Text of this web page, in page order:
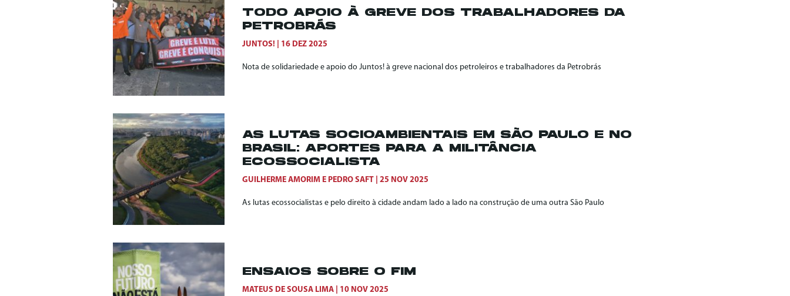
TODO APOIO À GREVE DOS TRABALHADORES DA
PETROBRÁS
JUNTOS! 16 DEZ 2025
Nota de solidariedade e apoio do Juntos! à greve nacional dos petroleiros e trabalhadores da Petrobrás
AS LUTAS SOCIOAMBIENTAIS EM SÃO PAULO E NO
BRASIL: APORTES PARA A MILITÂNCIA
ECOSSOCIALISTA
GUILHERME AMORIM E PEDRO SAFT 25 NOV 2025
As lutas ecossocialistas e pelo direito à cidade andam lado a lado na construção de uma outra São Paulo
ENSAIOS SOBRE O FIM
MATEUS DE SOUSA LIMA 10 NOV 2025